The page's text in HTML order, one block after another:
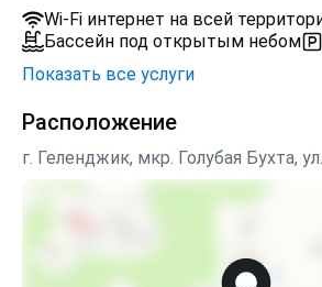
встроенной техникой.Зона караоке
,телевизор)Ванная комната : унитаз
сушилка.- Зона сна ( третий этаж)-
спальня-телевизор ,тумбочка
кровать, 3 спальня- телевизор,
односпальных кровати ,
душевой кабинкой.
Wi-Fi интернет на всей
Бассейн под открытым небом
Показать все услуги
Расположение
г. Геленджик, мкр. Голубая Бухта,